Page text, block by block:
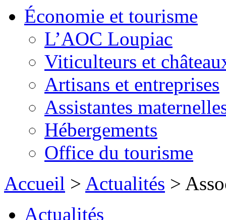
Économie et tourisme
L’AOC Loupiac
Viticulteurs et
Artisans et entreprises
Assistantes
Hébergements
Office du tourisme
Accueil > Actualités >
Actualités